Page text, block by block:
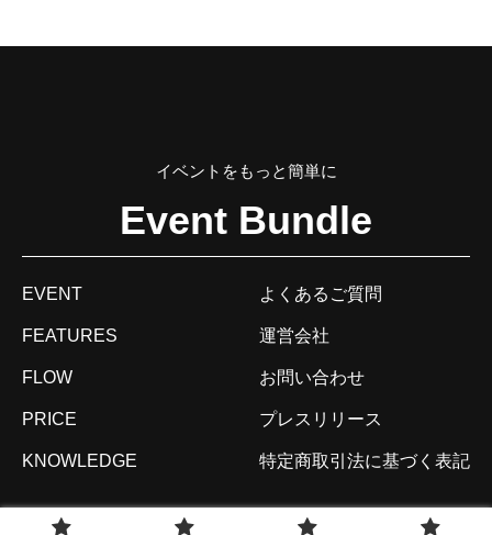
イベントをもっと簡単に
Event Bundle
EVENT
FEATURES
FLOW
PRICE
KNOWLEDGE
よくあるご質問
運営会社
お問い合わせ
プレスリリース
特定商取引法に基づく表記
© 2020 VividWorks, Inc.